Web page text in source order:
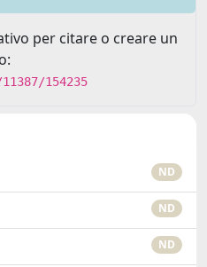
per citare o creare un
154235
ND
ND
ND